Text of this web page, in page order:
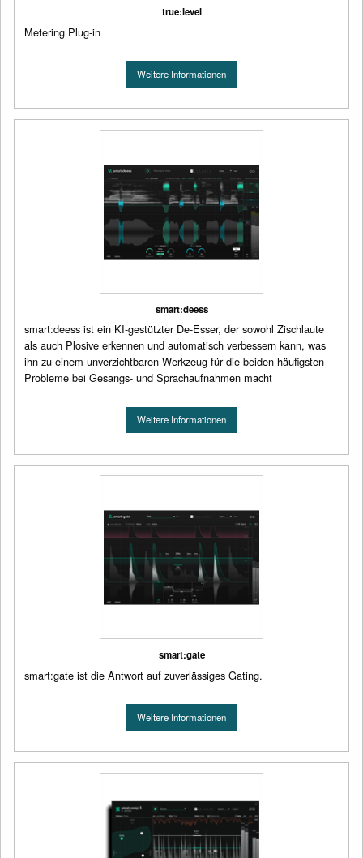
true:level
Metering Plug-in
Weitere Informationen
smart:deess
smart:deess ist ein KI-gestützter De-Esser, der sowohl Zischlaute
als auch Plosive erkennen und automatisch verbessern kann, was
ihn zu einem unverzichtbaren Werkzeug für die beiden häufigsten
Probleme bei Gesangs- und Sprachaufnahmen macht
Weitere Informationen
smart:gate
smart:gate ist die Antwort auf zuverlässiges Gating.
Weitere Informationen